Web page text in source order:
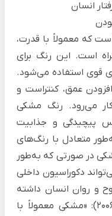
که معمولاً با قدرت،
است. این رنگ برای
قوی استفاده می‌شود.
عمق، کنتراست و
می‌رود. رنگ مشکی
پیچیدگی و جذابیت
متعادل با رنگ‌های
در صورتی که به‌طور
دکوراسیون داخلی
و روان انسان داشته
باشد. به گفته کولر و همکاران (2006): «مشکی معمولاً با